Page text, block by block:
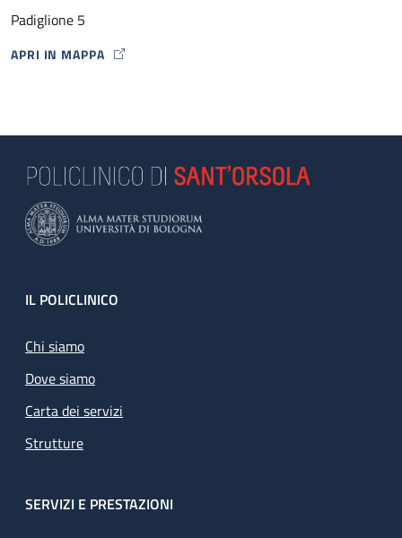
Padiglione 5
APRI IN MAPPA
MAP ICON
Footer
IL POLICLINICO
Chi siamo
Dove siamo
Carta dei servizi
Strutture
SERVIZI E PRESTAZIONI